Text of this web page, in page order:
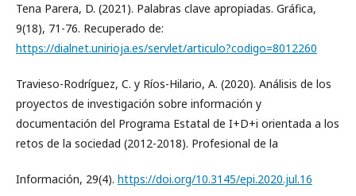
Tena Parera, D. (2021). Palabras clave apropiadas. Gráfica,
9(18), 71-76. Recuperado de:
https://dialnet.unirioja.es/servlet/articulo?codigo=8012260
Travieso-Rodríguez, C. y Ríos-Hilario, A. (2020). Análisis de los
proyectos de investigación sobre información y
documentación del Programa Estatal de I+D+i orientada a los
retos de la sociedad (2012-2018). Profesional de la
Información, 29(4). https://doi.org/10.3145/epi.2020.jul.16